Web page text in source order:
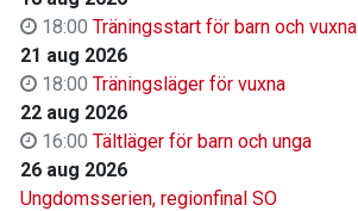
18:00 Träningsstart för barn och vuxna
21 aug 2026
18:00 Träningsläger för vuxna
22 aug 2026
16:00 Tältläger för barn och unga
26 aug 2026
Ungdomsserien, regionfinal SO